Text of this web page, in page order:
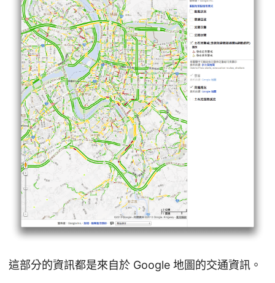
這部分的資訊都是來自於 Google 地圖的交通資訊。